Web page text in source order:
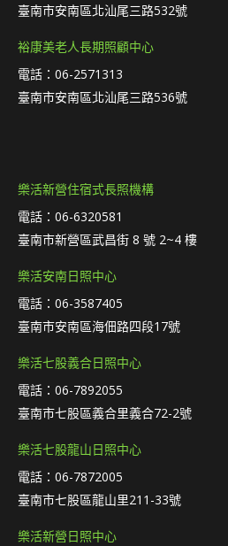
臺南市安南區北汕尾三路532號
裕康美老人長期照顧中心
電話：06-2571313
臺南市安南區北汕尾三路536號
樂活新營住宿式長照機構
電話：06-6320581
臺南市新營區武昌街 8 號 2~4 樓
樂活安南日照中心
電話：06-3587405
臺南市安南區海佃路四段17號
樂活七股義合日照中心
電話：06-7892055
臺南市七股區義合里義合72-2號
樂活七股龍山日照中心
電話：06-7872005
臺南市七股區龍山里211-33號
樂活新營日照中心